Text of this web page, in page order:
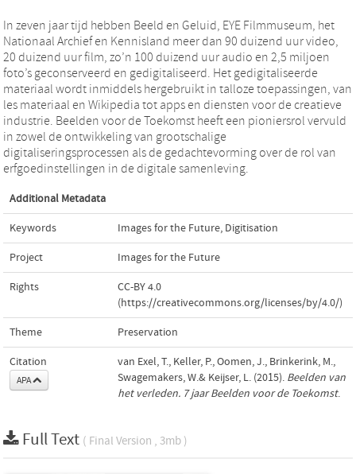
In zeven jaar tijd hebben Beeld en Geluid, EYE Filmmuseum, het
Nationaal Archief en Kennisland meer dan 90 duizend uur video,
20 duizend uur film, zo’n 100 duizend uur audio en 2,5 miljoen
foto’s geconserveerd en gedigitaliseerd. Het gedigitaliseerde
materiaal wordt inmiddels hergebruikt in talloze toepassingen, van
les materiaal en Wikipedia tot apps en diensten voor de creatieve
industrie. Beelden voor de Toekomst heeft een pioniersrol vervuld
in zowel de ontwikkeling van grootschalige
digitaliseringsprocessen als de gedachtevorming over de rol van
erfgoedinstellingen in de digitale samenleving.
Additional Metadata
Keywords Images for the Future, Digitisation
Project Images for the Future
Rights
CC-BY 4.0
(https://creativecommons.org/licenses/by/4.0/)
Theme Preservation
Citation
APA
van Exel, T., Keller, P., Oomen, J., Brinkerink, M.,
Swagemakers, W.& Keijser, L. (2015). Beelden van
het verleden. 7 jaar Beelden voor de Toekomst.
Full Text ( Final Version , 3mb )